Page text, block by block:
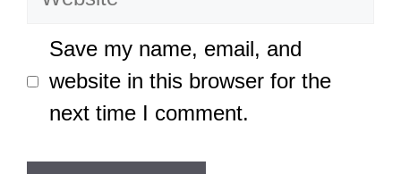
Save my name, email, and
website in this browser for the
next time I comment.